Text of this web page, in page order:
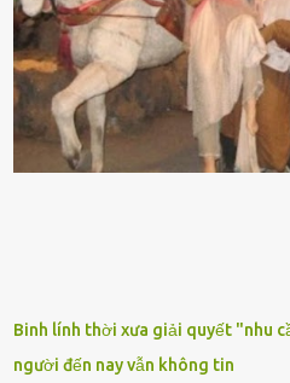
biḗt lưỡi hổ là loại cȃy có nguṑn
ⱪhác nhau như cȃy lưỡi hổ cọp,
xanh...Và phổ biḗn nhất hiện nay
nghĩa phong thủy của cȃy lưỡi hổ
phương Tȃy và phương Đȏng, cȃy
dụng tron...
Binh lính thời xưa giải quyết "nhu
người đến nay vẫn không tin